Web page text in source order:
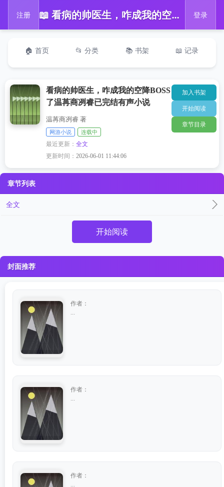
注册 📖 看病的帅医生，咋成我的空降BOSS了温苒商冽睿已完结有声小说 登录
🏠 首页 📂 分类 📚 书架 📖 记录
看病的帅医生，咋成我的空降BOSS
了温苒商冽睿已完结有声小说
温苒商冽睿 著
网游小说 连载中
最近更新：全文
更新时间：2026-06-01 11:44:06
加入书架
开始阅读
章节目录
章节列表
全文
开始阅读
封面推荐
作者：
作者：
作者：